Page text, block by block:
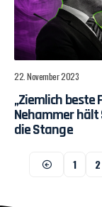
22. November 2023
„Ziemlich beste
Nehammer hält
die Stange
1 2